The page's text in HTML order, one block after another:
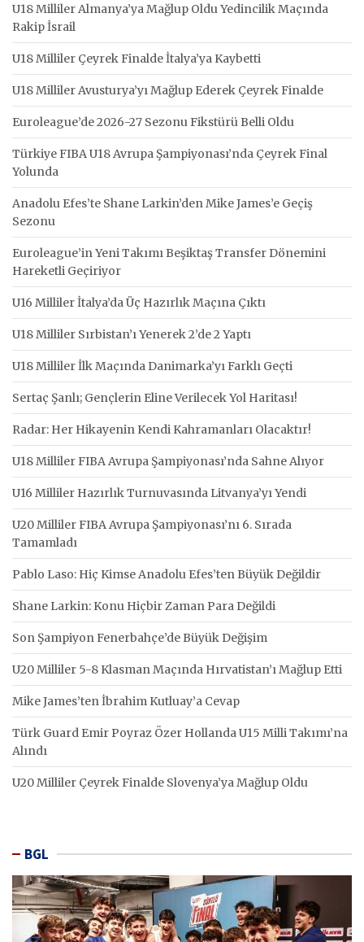
U18 Milliler Almanya’ya Mağlup Oldu Yedincilik Maçında
Rakip İsrail
U18 Milliler Çeyrek Finalde İtalya’ya Kaybetti
U18 Milliler Avusturya’yı Mağlup Ederek Çeyrek Finalde
Euroleague’de 2026-27 Sezonu Fikstürü Belli Oldu
Türkiye FIBA U18 Avrupa Şampiyonası’nda Çeyrek Final
Yolunda
Anadolu Efes’te Shane Larkin’den Mike James’e Geçiş
Sezonu
Euroleague’in Yeni Takımı Beşiktaş Transfer Dönemini
Hareketli Geçiriyor
U16 Milliler İtalya’da Üç Hazırlık Maçına Çıktı
U18 Milliler Sırbistan’ı Yenerek 2’de 2 Yaptı
U18 Milliler İlk Maçında Danimarka’yı Farklı Geçti
Sertaç Şanlı; Gençlerin Eline Verilecek Yol Haritası!
Radar: Her Hikayenin Kendi Kahramanları Olacaktır!
U18 Milliler FIBA Avrupa Şampiyonası’nda Sahne Alıyor
U16 Milliler Hazırlık Turnuvasında Litvanya’yı Yendi
U20 Milliler FIBA Avrupa Şampiyonası’nı 6. Sırada
Tamamladı
Pablo Laso: Hiç Kimse Anadolu Efes’ten Büyük Değildir
Shane Larkin: Konu Hiçbir Zaman Para Değildi
Son Şampiyon Fenerbahçe’de Büyük Değişim
U20 Milliler 5-8 Klasman Maçında Hırvatistan’ı Mağlup Etti
Mike James’ten İbrahim Kutluay’a Cevap
Türk Guard Emir Poyraz Özer Hollanda U15 Milli Takımı’na
Alındı
U20 Milliler Çeyrek Finalde Slovenya’ya Mağlup Oldu
BGL